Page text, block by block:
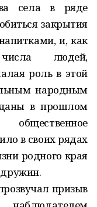
села в ряде
закрытия
и, как
людей,
роль в этой
народным
в прошлом
в своих рядах
родного края
призыв